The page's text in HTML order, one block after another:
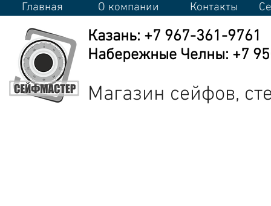
О компании Контакты
Главная
Казань: +7 967-361-9761
Набережные Челны: +7
Магазин сейфов,